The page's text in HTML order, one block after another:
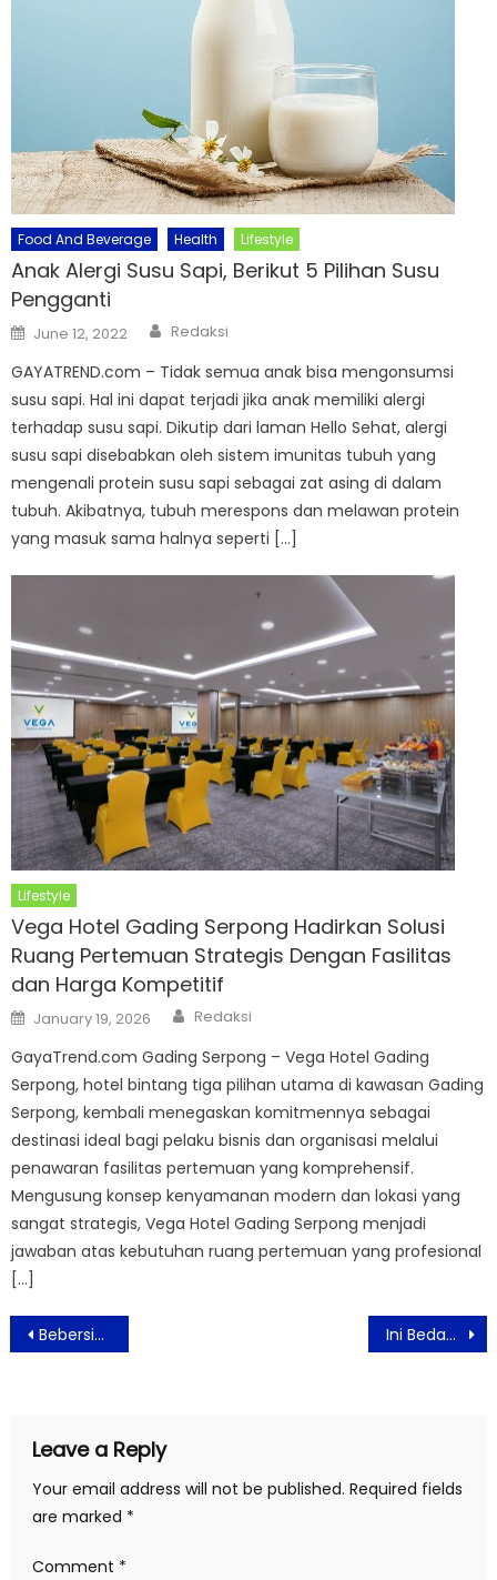
Food And Beverage Health Lifestyle
Anak Alergi Susu Sapi, Berikut 5 Pilihan Susu
Pengganti
Posted
on
June 12, 2022 Author
Redaksi
GAYATREND.com – Tidak semua anak bisa mengonsumsi
susu sapi. Hal ini dapat terjadi jika anak memiliki alergi
terhadap susu sapi. Dikutip dari laman Hello Sehat, alergi
susu sapi disebabkan oleh sistem imunitas tubuh yang
mengenali protein susu sapi sebagai zat asing di dalam
tubuh. Akibatnya, tubuh merespons dan melawan protein
yang masuk sama halnya seperti […]
Lifestyle
Vega Hotel Gading Serpong Hadirkan Solusi
Ruang Pertemuan Strategis Dengan Fasilitas
dan Harga Kompetitif
Posted
on
January 19, 2026 Author
Redaksi
GayaTrend.com Gading Serpong – Vega Hotel Gading
Serpong, hotel bintang tiga pilihan utama di kawasan Gading
Serpong, kembali menegaskan komitmennya sebagai
destinasi ideal bagi pelaku bisnis dan organisasi melalui
penawaran fasilitas pertemuan yang komprehensif.
Mengusung konsep kenyamanan modern dan lokasi yang
sangat strategis, Vega Hotel Gading Serpong menjadi
jawaban atas kebutuhan ruang pertemuan yang profesional
[…]
Post
navigation
Bebersih Tanpa Pegel Dengan Penghisap Debu Eufy HomeVac S11 Ini Bedanya Cacar Monyet dengan Jerawat
Leave a Reply
Your email address will not be published. Required fields
are marked *
Comment *